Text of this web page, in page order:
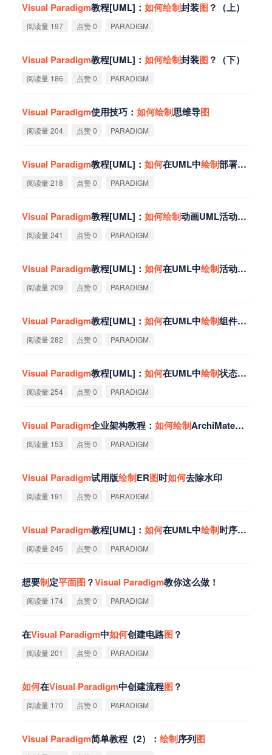
Visual Paradigm教程[UML]： 如何绘制封装图 ？（上）
阅读量 197 点赞 0 PARADIGM
Visual Paradigm教程[UML]： 如何绘制封装图 ？（下）
阅读量 186 点赞 0 PARADIGM
Visual Paradigm使用技巧： 如何绘制思维导图
阅读量 204 点赞 0 PARADIGM
Visual Paradigm教程[UML]： 如何在UML中绘制部署图
阅读量 218 点赞 0 PARADIGM
Visual Paradigm教程[UML]： 如何绘制动画UML活动图
阅读量 241 点赞 0 PARADIGM
Visual Paradigm教程[UML]： 如何在UML中绘制活动图
阅读量 209 点赞 0 PARADIGM
Visual Paradigm教程[UML]： 如何在UML中绘制组件图
阅读量 282 点赞 0 PARADIGM
Visual Paradigm教程[UML]： 如何在UML中绘制状态机
阅读量 254 点赞 0 PARADIGM
Visual Paradigm企业架构教程： 如何绘制ArchiMate架构
阅读量 153 点赞 0 PARADIGM
Visual Paradigm试用版绘制ER图时如何去除水印
阅读量 191 点赞 0 PARADIGM
Visual Paradigm教程[UML]： 如何在UML中绘制时序图
阅读量 245 点赞 0 PARADIGM
想要制定平面图 ？Visual Paradigm教你这么做！
阅读量 174 点赞 0 PARADIGM
在Visual Paradigm中如何创建电路图 ？
阅读量 201 点赞 0 PARADIGM
如何在Visual Paradigm中创建流程图 ？
阅读量 170 点赞 0 PARADIGM
Visual Paradigm简单教程（2）： 绘制序列图